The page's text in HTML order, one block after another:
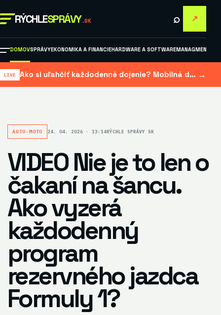
RÝCHLESPRÁVY .SK ⌕ ↗
DOMOVSPRÁVYEKONOMIKA A FINANCIEHARDWARE A SOFTWAREMANAGMENT A
Ako si uľahčiť každodenné dojenie? Mobilná dojačka šetrí čas aj námahu →
AUTO-MOTO 24. 04. 2026 · 13:14RÝCHLE SPRÁVY SK
VIDEO Nie je to len o
čakaní na šancu.
Ako vyzerá
každodenný
program
rezervného jazdca
Formuly 1?